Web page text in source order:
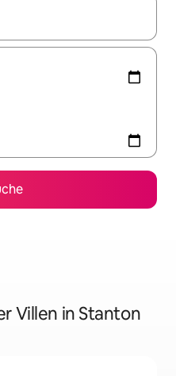
navigiere mit den
Villen in Stanton